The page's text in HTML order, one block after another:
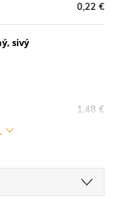
0,22 €
sivý
1,48 €